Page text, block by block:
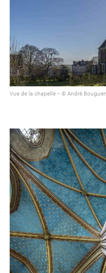
Vue de la chapelle – © André Bouguen